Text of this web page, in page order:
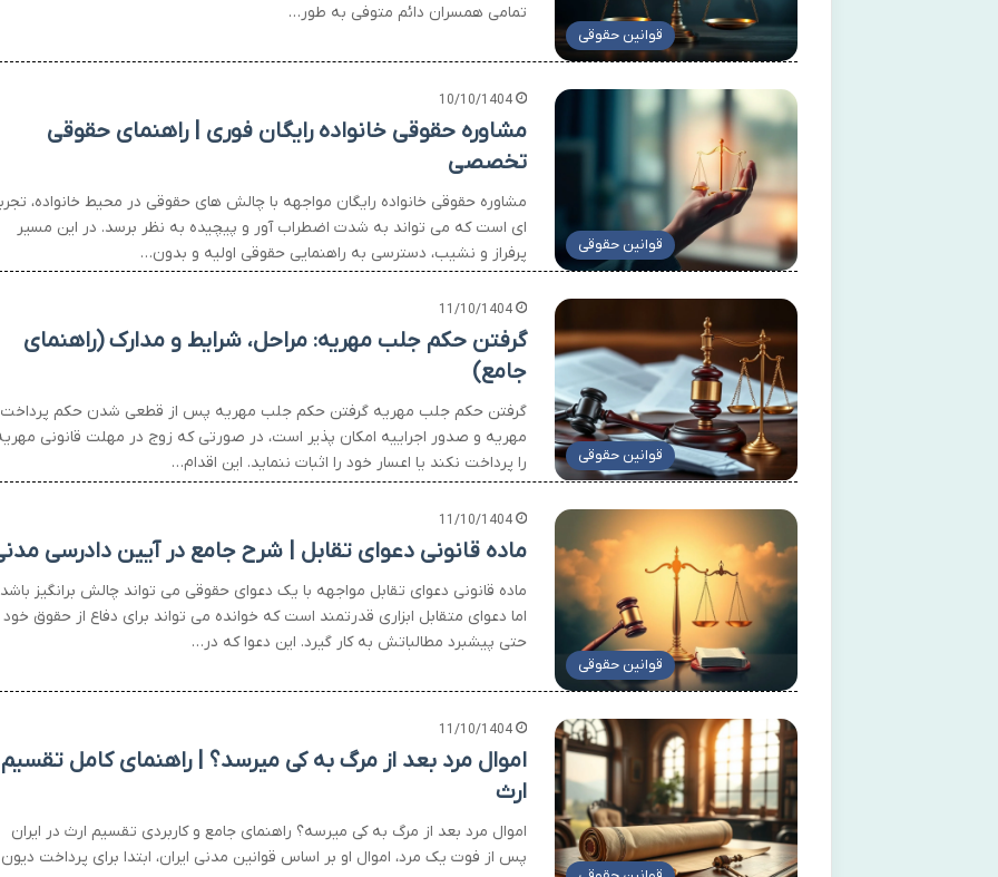
قوانین حقوقی
تمامی همسران دائم متوفی به طور…
قوانین حقوقی
10/10/1404
مشاوره حقوقی خانواده رایگان فوری | راهنمای حقوقی
تخصصی
مشاوره حقوقی خانواده رایگان مواجهه با چالش های حقوقی در محیط خانواده،
ای است که می تواند به شدت اضطراب آور و پیچیده به نظر برسد. در این مسیر
پرفراز و نشیب، دسترسی به راهنمایی حقوقی اولیه و بدون…
قوانین حقوقی
11/10/1404
گرفتن حکم جلب مهریه: مراحل، شرایط و مدارک (راهنمای
جامع)
گرفتن حکم جلب مهریه گرفتن حکم جلب مهریه پس از قطعی شدن حکم پرداخت
مهریه و صدور اجراییه امکان پذیر است، در صورتی که زوج در مهلت قانونی
را پرداخت نکند یا اعسار خود را اثبات ننماید. این اقدام…
قوانین حقوقی
11/10/1404
ماده قانونی دعوای تقابل | شرح جامع در آیین دادرسی
ماده قانونی دعوای تقابل مواجهه با یک دعوای حقوقی می تواند چالش برانگیز
اما دعوای متقابل ابزاری قدرتمند است که خوانده می تواند برای دفاع از حقوق
حتی پیشبرد مطالباتش به کار گیرد. این دعوا که در…
11/10/1404
اموال مرد بعد از مرگ به کی میرسد؟ | راهنمای کامل تقسیم
ارث
اموال مرد بعد از مرگ به کی میرسه؟ راهنمای جامع و کاربردی تقسیم ارث در ایران
پس از فوت یک مرد، اموال او بر اساس قوانین مدنی ایران، ابتدا برای پرداخت